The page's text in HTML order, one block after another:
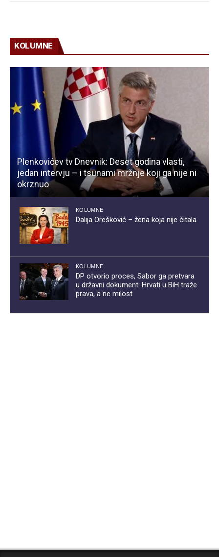
KOLUMNE
Plenkovićev tv Dnevnik: Deset godina vlasti,
jedan intervju – i tsunami mržnje koji ga nije ni
okrznuo
KOLUMNE
Dalija Orešković – žena koja nije čitala
KOLUMNE
DP otvorio proces, Sabor ga pretvara
u državni dokument: Hrvati u BiH traže
prava, a ne milost